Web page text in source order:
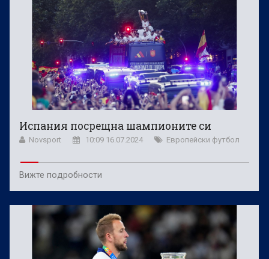
Испания посрещна шампионите си
Novsport 10:09 16.07.2024 Европейски футбол
Вижте подробности